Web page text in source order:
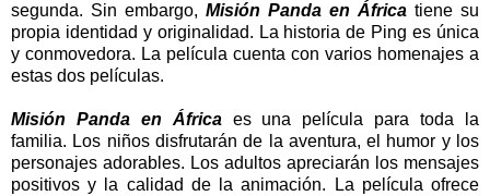
segunda. Sin embargo, Misión Panda en África tiene su
propia identidad y originalidad. La historia de Ping es única
y conmovedora. La película cuenta con varios homenajes a
estas dos películas.
Misión Panda en Áfricaes una película para toda la
familia. Los niños disfrutarán de la aventura, el humor y los
personajes adorables. Los adultos apreciarán los mensajes
positivos y la calidad de la animación. La película ofrece